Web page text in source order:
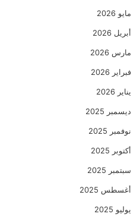
مايو 2026
أبريل 2026
مارس 2026
فبراير 2026
يناير 2026
ديسمبر 2025
نوفمبر 2025
أكتوبر 2025
سبتمبر 2025
أغسطس 2025
يوليو 2025